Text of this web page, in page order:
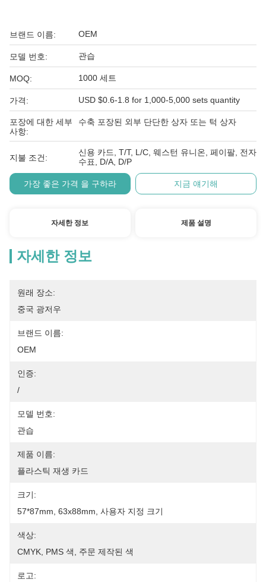
브랜드 이름: OEM
모델 번호: 관습
MOQ: 1000 세트
가격: USD $0.6-1.8 for 1,000-5,000 sets quantity
포장에 대한 세부
사항:
수축 포장된 외부 단단한 상자 또는 턱 상자
지불 조건:
신용 카드, T/T, L/C, 웨스턴 유니온, 페이팔, 전자
수표, D/A, D/P
가장 좋은 가격 을 구하라 지금 얘기해
자세한 정보 제품 설명
자세한 정보
원래 장소:
중국 광저우
브랜드 이름:
OEM
인증:
/
모델 번호:
관습
제품 이름:
플라스틱 재생 카드
크기:
57*87mm, 63x88mm, 사용자 지정 크기
색상:
CMYK, PMS 색, 주문 제작된 색
로고: